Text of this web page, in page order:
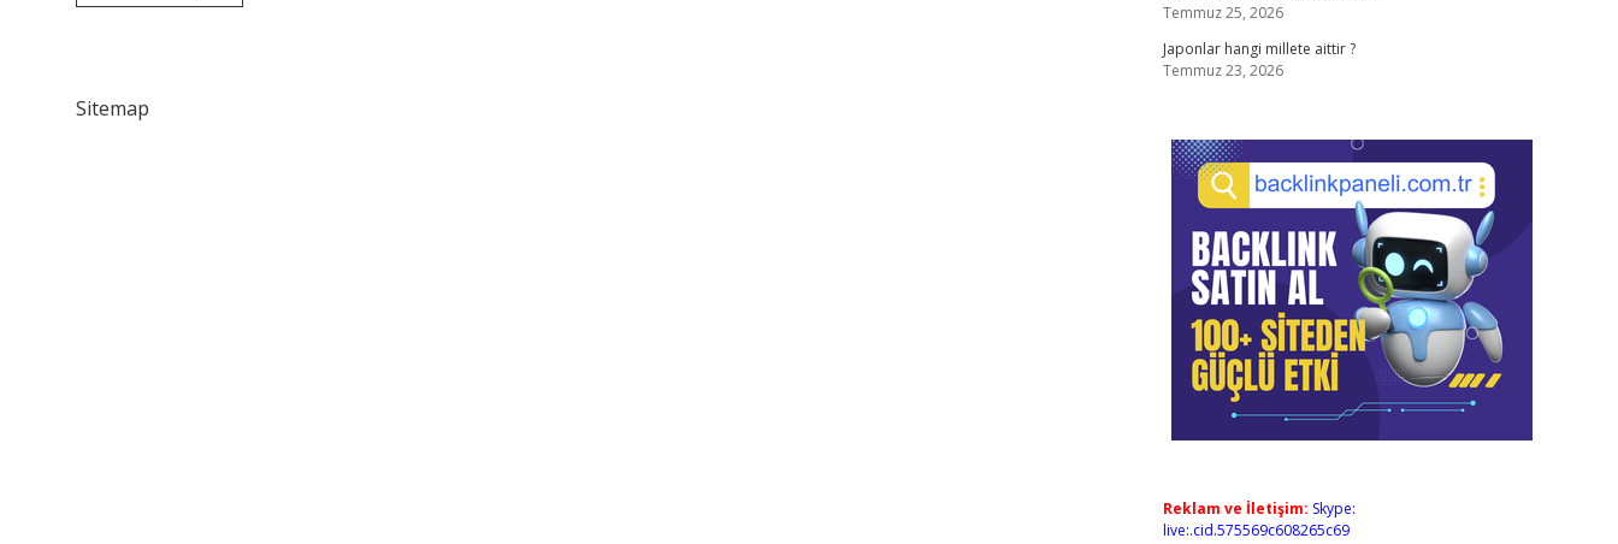
Muhammed
Sitemap
Temmuz 25, 2026
Japonlar hangi millete aittir ?
Temmuz 23, 2026
Reklam ve İletişim: Skype:
live:.cid.575569c608265c69